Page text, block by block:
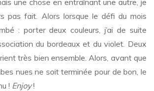
pas fait. Alors lorsque le défi du mois
: porter deux couleurs, j’ai de suite
du bordeaux et du violet. Deux
très bien ensemble. Alors, avant que
nues ne soit terminée pour de bon, le
! Enjoy!